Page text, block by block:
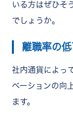
いる方はぜひそ
でしょうか。
離職率の
社内通貨によっ
ベーションの向
ます。